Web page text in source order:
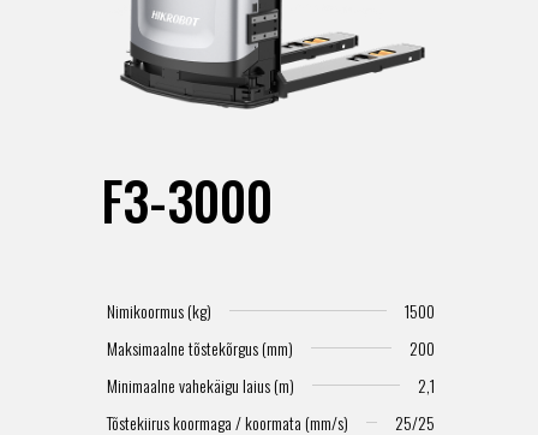
F3-3000
Nimikoormus (kg)
1500
Maksimaalne tõstekõrgus (mm)
200
Minimaalne vahekäigu laius (m)
2,1
Tõstekiirus koormaga / koormata (mm/s)
25/25